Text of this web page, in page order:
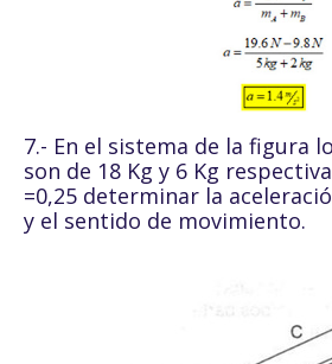
7.- En el sistema de la figura
son de 18 Kg y 6 Kg
=0,25 determinar la
y el sentido de movimiento.